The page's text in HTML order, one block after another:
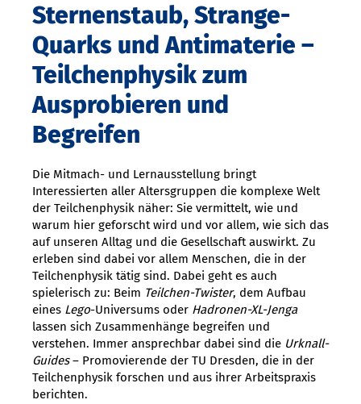
Sternenstaub, Strange-
Quarks und Antimaterie –
Teilchenphysik zum
Ausprobieren und
Begreifen
Die Mitmach- und Lernausstellung bringt
Interessierten aller Altersgruppen die komplexe Welt
der Teilchenphysik näher: Sie vermittelt, wie und
warum hier geforscht wird und vor allem, wie sich das
auf unseren Alltag und die Gesellschaft auswirkt. Zu
erleben sind dabei vor allem Menschen, die in der
Teilchenphysik tätig sind. Dabei geht es auch
spielerisch zu: Beim Teilchen-Twister, dem Aufbau
eines Lego-Universums oder Hadronen-XL-Jenga
lassen sich Zusammenhänge begreifen und
verstehen. Immer ansprechbar dabei sind die Urknall-
Guides– Promovierende der TU Dresden, die in der
Teilchenphysik forschen und aus ihrer Arbeitspraxis
berichten.